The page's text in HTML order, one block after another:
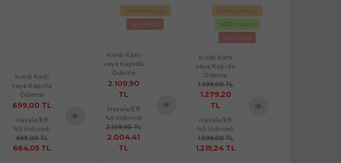
Kredi Kartı
veya Kapıda
Ödeme
699,00 TL
Havale/Eft
%5 indirimli
699,00 TL
664,05 TL
Ücretsiz Kargo
Son Fırsat
Kredi Kartı
veya Kapıda
Ödeme
2.109,90
TL
Havale/Eft
%5 indirimli
2.109,90 TL
2.004,41
TL
Ücretsiz Kargo
%20 İndirim
Son Fırsat
Kredi Kartı
veya Kapıda
Ödeme
1.599,00 TL
1.279,20
TL
Havale/Eft
%5 indirimli
1.599,00 TL
1.215,24 TL